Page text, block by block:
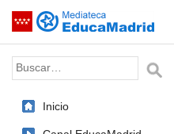
Saltar navegación
Palabra o frase:
Inicio